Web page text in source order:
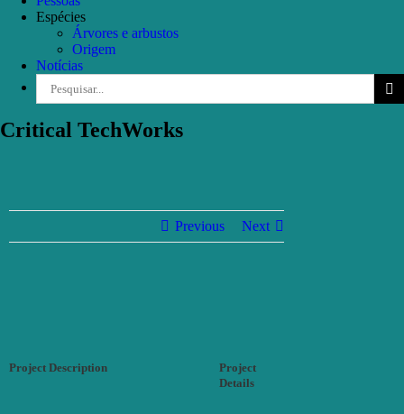
Espécies
Árvores e arbustos
Origem
Notícias
Critical TechWorks
Previous Next
Project Description
Project
Details